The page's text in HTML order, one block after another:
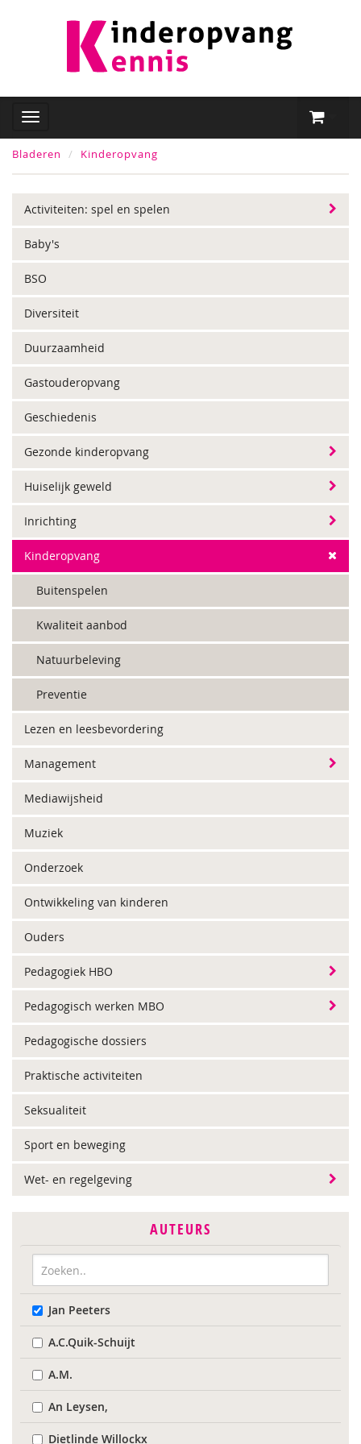
Bladeren Kinderopvang
Activiteiten: spel en spelen
Baby's
BSO
Diversiteit
Duurzaamheid
Gastouderopvang
Geschiedenis
Gezonde kinderopvang
Huiselijk geweld
Inrichting
Kinderopvang
Buitenspelen
Kwaliteit aanbod
Natuurbeleving
Preventie
Lezen en leesbevordering
Management
Mediawijsheid
Muziek
Onderzoek
Ontwikkeling van kinderen
Ouders
Pedagogiek HBO
Pedagogisch werken MBO
Pedagogische dossiers
Praktische activiteiten
Seksualiteit
Sport en beweging
Wet- en regelgeving
AUTEURS
Jan Peeters
A.C.Quik-Schuijt
A.M.
An Leysen,
Dietlinde Willockx